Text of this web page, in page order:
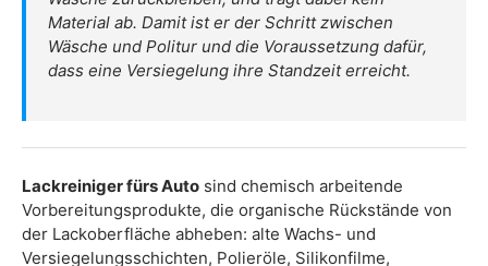
Material ab. Damit ist er der Schritt zwischen
Wäsche und Politur und die Voraussetzung dafür,
dass eine Versiegelung ihre Standzeit erreicht.
Lackreiniger fürs Auto sind chemisch arbeitende
Vorbereitungsprodukte, die organische Rückstände von
der Lackoberfläche abheben: alte Wachs- und
Versiegelungsschichten, Polieröle, Silikonfilme,